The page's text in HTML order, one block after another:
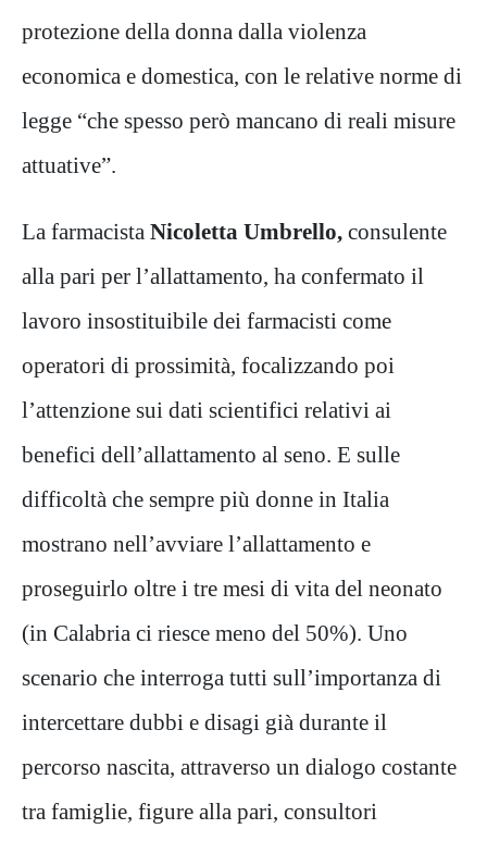
protezione della donna dalla violenza
economica e domestica, con le relative norme di
legge “che spesso però mancano di reali misure
attuative”.
La farmacista Nicoletta Umbrello, consulente
alla pari per l’allattamento, ha confermato il
lavoro insostituibile dei farmacisti come
operatori di prossimità, focalizzando poi
l’attenzione sui dati scientifici relativi ai
benefici dell’allattamento al seno. E sulle
difficoltà che sempre più donne in Italia
mostrano nell’avviare l’allattamento e
proseguirlo oltre i tre mesi di vita del neonato
(in Calabria ci riesce meno del 50%). Uno
scenario che interroga tutti sull’importanza di
intercettare dubbi e disagi già durante il
percorso nascita, attraverso un dialogo costante
tra famiglie, figure alla pari, consultori